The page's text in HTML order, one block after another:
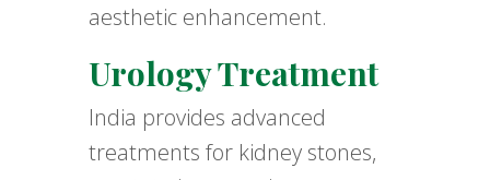
aesthetic enhancement.
Urology Treatment
India provides advanced
treatments for kidney stones,